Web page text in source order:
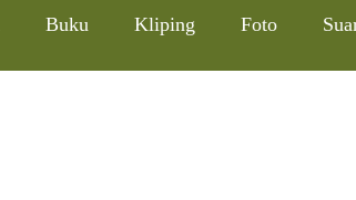
Buku Kliping Foto